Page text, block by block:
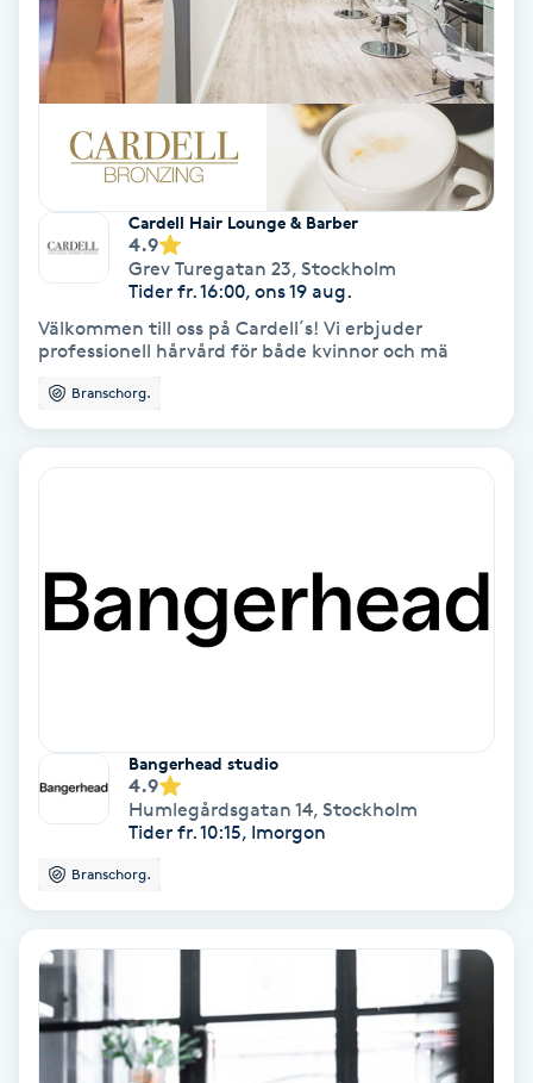
Skinbooster
Skägg
Skäggklippning
Slingor
Spa manikyr & pedikyr
Spa-pedikyr
Spraytan
Cardell Hair Lounge & Barber
4.9
Grev Turegatan 23, Stockholm
Tider fr. 16:00, ons 19 aug.
Välkommen till oss på Cardell´s! Vi erbjuder
professionell hårvård för både kvinnor och mä
Branschorg.
Bangerhead studio
4.9
Humlegårdsgatan 14, Stockholm
Tider fr. 10:15, Imorgon
Branschorg.